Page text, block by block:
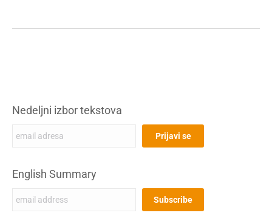
Nedeljni izbor tekstova
English Summary